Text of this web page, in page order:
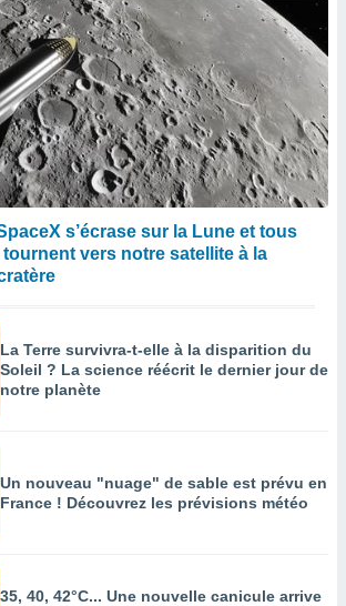
s’écrase sur la Lune et tous
tournent vers notre satellite à la
La Terre survivra-t-elle à la disparition du
Soleil ? La science réécrit le dernier jour de
notre planète
Un nouveau "nuage" de sable est prévu en
France ! Découvrez les prévisions météo
35, 40, 42°C... Une nouvelle canicule arrive